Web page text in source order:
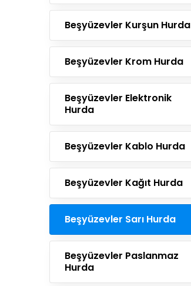
Beşyüzevler Kurşun Hurda
Beşyüzevler Krom Hurda
Beşyüzevler Elektronik
Hurda
Beşyüzevler Kablo Hurda
Beşyüzevler Kağıt Hurda
Beşyüzevler Sarı Hurda
Beşyüzevler Paslanmaz
Hurda